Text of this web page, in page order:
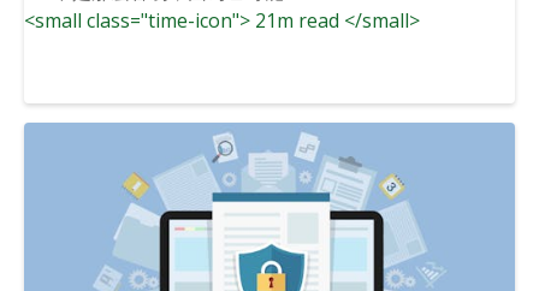
<small class="time-icon"> 21m read </small>